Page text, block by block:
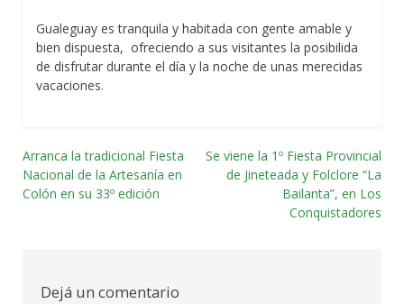
Gualeguay es tranquila y habitada con gente amable y
bien dispuesta, ofreciendo a sus visitantes la posibilida
de disfrutar durante el día y la noche de unas merecidas
vacaciones.
Navegación
por
Arranca la tradicional Fiesta
Nacional de la Artesanía en
Colón en su 33º edición
Se viene la 1º Fiesta Provincial
de Jineteada y Folclore “La
Bailanta”, en Los
Conquistadores
Dejá un comentario